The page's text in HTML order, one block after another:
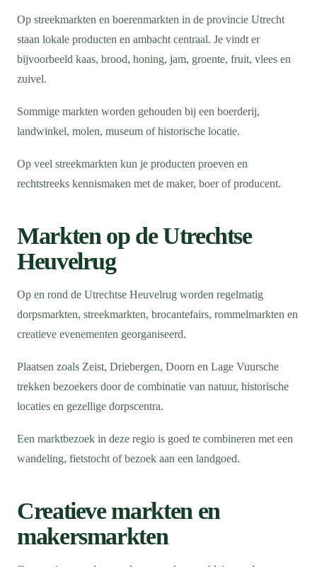
Op streekmarkten en boerenmarkten in de provincie Utrecht
staan lokale producten en ambacht centraal. Je vindt er
bijvoorbeeld kaas, brood, honing, jam, groente, fruit, vlees en
zuivel.
Sommige markten worden gehouden bij een boerderij,
landwinkel, molen, museum of historische locatie.
Op veel streekmarkten kun je producten proeven en
rechtstreeks kennismaken met de maker, boer of producent.
Markten op de Utrechtse
Heuvelrug
Op en rond de Utrechtse Heuvelrug worden regelmatig
dorpsmarkten, streekmarkten, brocantefairs, rommelmarkten en
creatieve evenementen georganiseerd.
Plaatsen zoals Zeist, Driebergen, Doorn en Lage Vuursche
trekken bezoekers door de combinatie van natuur, historische
locaties en gezellige dorpscentra.
Een marktbezoek in deze regio is goed te combineren met een
wandeling, fietstocht of bezoek aan een landgoed.
Creatieve markten en
makersmarkten